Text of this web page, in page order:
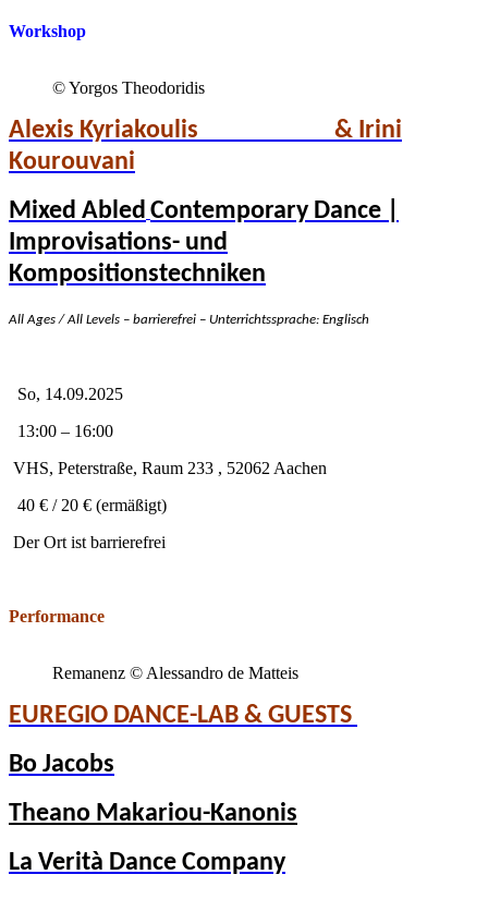
Workshop
© Yorgos Theodoridis
Alexis Kyriakoulis & Irini
Kourouvani
Mixed Abled Contemporary Dance |
Improvisations- und
Kompositionstechniken
All Ages / All Levels – barrierefrei – Unterrichtssprache: Englisch
So, 14.09.2025
13:00 – 16:00
VHS, Peterstraße, Raum 233 , 52062 Aachen
40 € / 20 € (ermäßigt)
Der Ort ist barrierefrei
Performance
Remanenz © Alessandro de Matteis
EUREGIO DANCE-LAB & GUESTS
Bo Jacobs
Theano Makariou-Kanonis
La Verità Dance Company